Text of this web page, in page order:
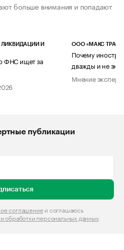
больше внимания и попадают
И
ФНС ищет за
ООО «МАКС ТРАСТ»
Почему
дважды и не
Мнение
публикации
соглашениеи соглашаюсь
обработки персональных данных.